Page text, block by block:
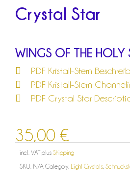
Crystal Star
WINGS OF THE HOLY
PDF Kristall-Stern
PDF Kristall-Stern
PDF Crystal Star
35,00€
incl. VAT plusShipping
SKU: N/A Category: Light Crystals,